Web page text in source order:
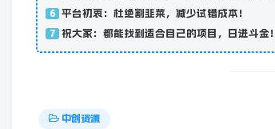
6 平台初衷：杜绝割韭菜，减少试错成本！
7 祝大家：都能找到适合自己的项目，日进斗金！
中创资源